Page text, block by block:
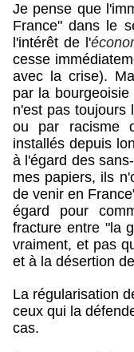
Je pense que
France" dans le
l'intérêt de l'
cesse
avec la crise).
par la
n'est pas toujours
ou par racisme
installés depuis
à l'égard des
mes papiers, ils
de venir en
égard pour
fracture entre "la
vraiment, et pas
et à la désertion
La régularisation
ceux qui la
cas.